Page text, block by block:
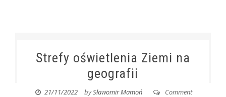
Strefy oświetlenia Ziemi na
geografii
21/11/2022 bySławomir Mamoń
Comment